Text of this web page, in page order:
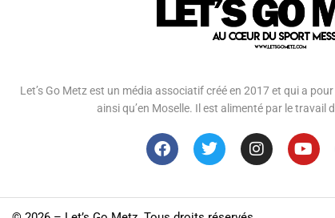
Let’s Go Metz est un média associatif créé en 2017 et qui a
ainsi qu’en Moselle. Il est alimenté par le travail